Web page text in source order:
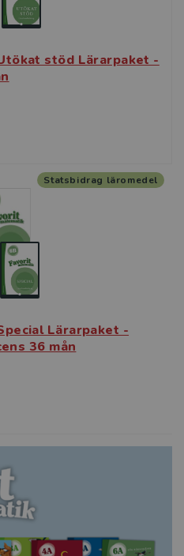
stöd Lärarpaket -
Lärarpaket -
36 mån
Statsbidrag läromedel